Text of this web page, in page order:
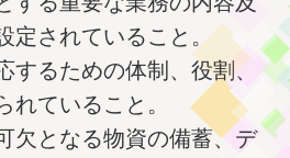
定されていること。
るための体制、役割、
れていること。
となる物資の備蓄、デ